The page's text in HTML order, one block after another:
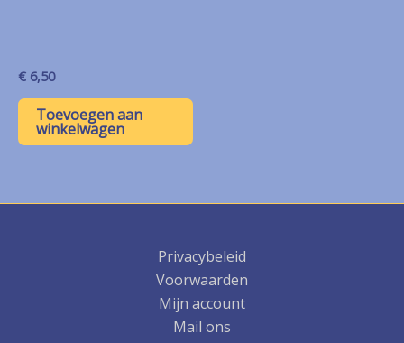
€ 6,50
Toevoegen aan
winkelwagen
Privacybeleid
Voorwaarden
Mijn account
Mail ons